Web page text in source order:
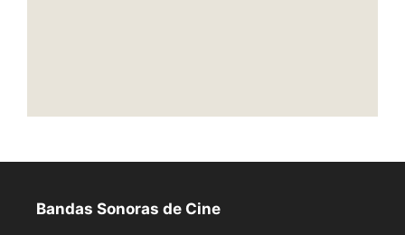
Bandas Sonoras de Cine